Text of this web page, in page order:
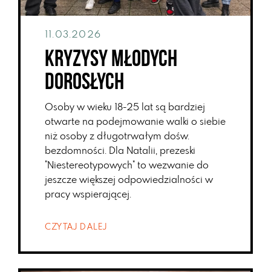
11.03.2026
Kryzysy młodych
dorosłych
Osoby w wieku 18-25 lat są bardziej
otwarte na podejmowanie walki o siebie
niż osoby z długotrwałym dośw.
bezdomności. Dla Natalii, prezeski
"Niestereotypowych" to wezwanie do
jeszcze większej odpowiedzialności w
pracy wspierającej.
CZYTAJ DALEJ